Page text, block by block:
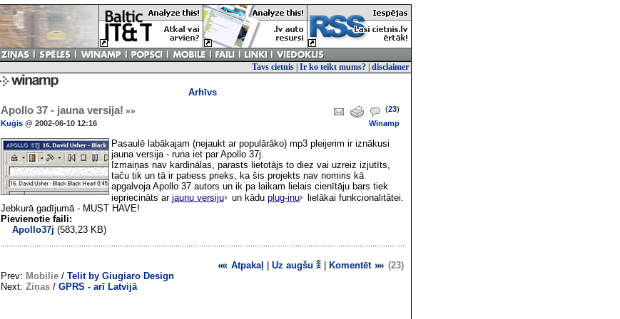
Tavs cietnis Ir ko teikt mums? disclaimer
Arhīvs
Apollo 37 - jauna versija! »» (23)
Kuģis @ 2002-06-10 12:16 Winamp
Pasaulē labākajam (nejaukt ar populārāko) mp3 pleijerim ir iznākusi
jauna versija - runa iet par Apollo 37j.
Izmaiņas nav kardinālas, parasts lietotājs to diez vai uzreiz izjutīts,
taču tik un tā ir patiess prieks, ka šis projekts nav nomiris kā
apgalvoja Apollo 37 autors un ik pa laikam lielais cienītāju bars tiek
iepriecināts ar jaunu versiju un kādu plug-inu
lielākai funkcionalitātei.
Jebkurā gadījumā - MUST HAVE!
Pievienotie faili:
Apollo37j (583,23 KB)
Atpakaļ Uz augšu Komentēt
(23)
Prev: Mobilie / Telit by Giugiaro Design
Next: Ziņas / GPRS - arī Latvijā